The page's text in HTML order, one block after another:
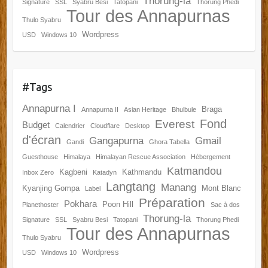
Signature SSL Syabru Besi Tatopani Thorung Phedi
Thulo Syabru Tour des Annapurnas
USD Windows 10 Wordpress
#Tags
Annapurna I Annapurna II Asian Heritage Bhulbule Braga
Budget Calendrier Cloudflare Desktop Everest Fond
d'écran
Gandi Gangapurna Ghora Tabella Gmail
Guesthouse Himalaya Himalayan Rescue Association Hébergement
Inbox Zero Kagbeni Katadyn Kathmandu Katmandou
Kyanjing Gompa Label Langtang Manang Mont Blanc
Planethoster Pokhara Poon Hill Préparation Sac à dos
Signature SSL Syabru Besi Tatopani Thorung-la Thorung Phedi
Thulo Syabru Tour des Annapurnas
USD Windows 10 Wordpress